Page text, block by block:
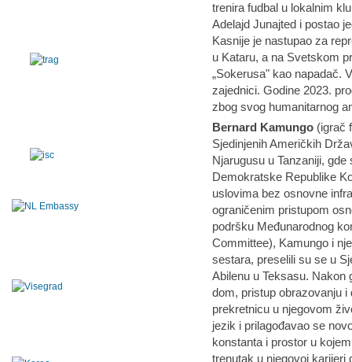
trenira fudbal u lokalnim
Adelajd Junajted i postao
Kasnije je nastupao za
u Kataru, a na Svetskom
„Sokerusa" kao napadač.
zajednici. Godine 2023.
zbog svog humanitarnog
Bernard Kamungo (igrač
Sjedinjenih Američkih
Njarugusu u Tanzaniji,
Demokratske Republike
uslovima bez osnovne
ograničenim pristupom
podršku Međunarodnog
Committee), Kamungo i
sestara, preselili su se u
Abilenu u Teksasu. Nakon
dom, pristup obrazovanju
prekretnicu u njegovom
jezik i prilagođavao se
konstanta i prostor u
trenutak u njegovoj karijeri